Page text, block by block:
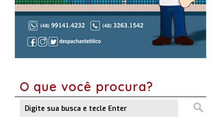
O que você procura?